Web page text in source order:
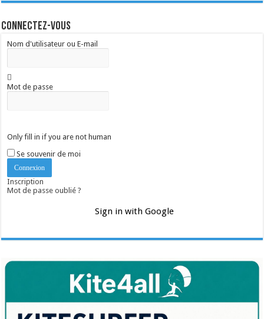
Connectez-vous
Nom d'utilisateur ou E-mail
Mot de passe
Only fill in if you are not human
Se souvenir de moi
Inscription
Mot de passe oublié ?
Sign in with Google